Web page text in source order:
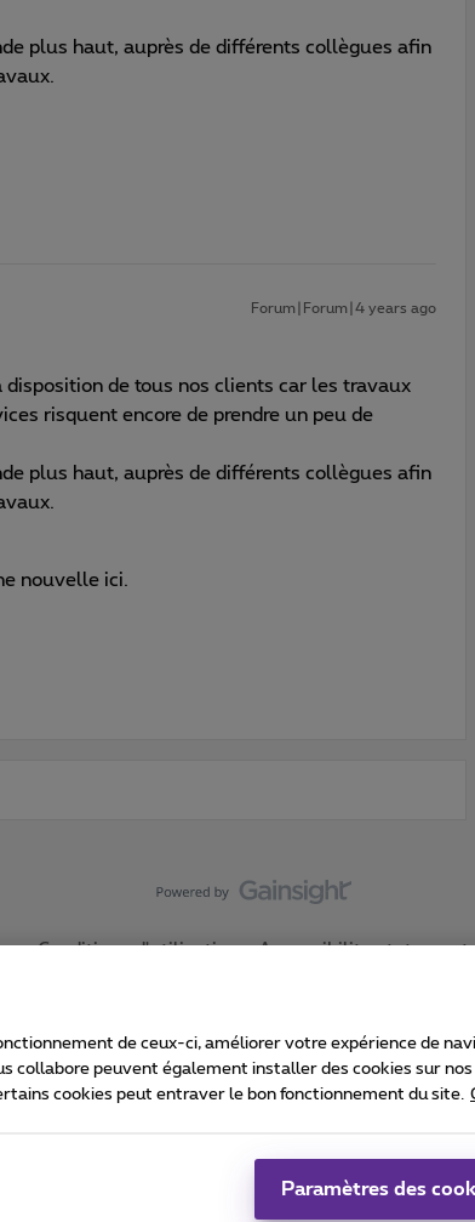
plus haut, auprès de différents collègues afin
Forum|Forum|4 years ago
de tous nos clients car les travaux
risquent encore de prendre un peu de
plus haut, auprès de différents collègues afin
nouvelle ici.
Conditions d'utilisation Accessibility statement
de ceux-ci, améliorer votre expérience de
collabore peuvent également installer des cookies sur
cookies peut entraver le bon fonctionnement du site.
Paramètres des